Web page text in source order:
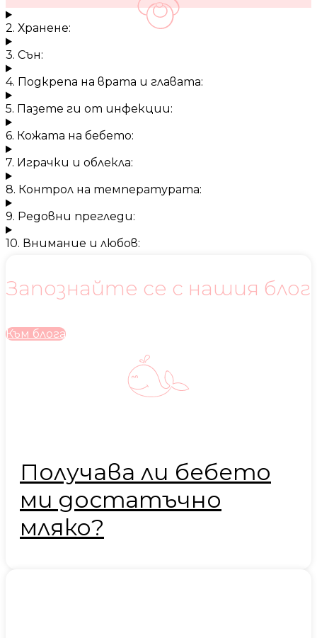
2. Хранене:
3. Сън:
4. Подкрепа на врата и главата:
5. Пазете ги от инфекции:
6. Кожата на бебето:
7. Играчки и облекла:
8. Контрол на температурата:
9. Редовни прегледи:
10. Внимание и любов:
Запознайте се с нашия блог
Към блога
Получава ли бебето
ми достатъчно
мляко?